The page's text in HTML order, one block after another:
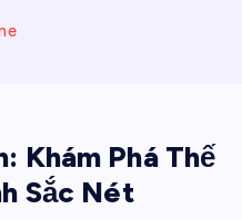
Khám Phá Thế
Sắc Nét